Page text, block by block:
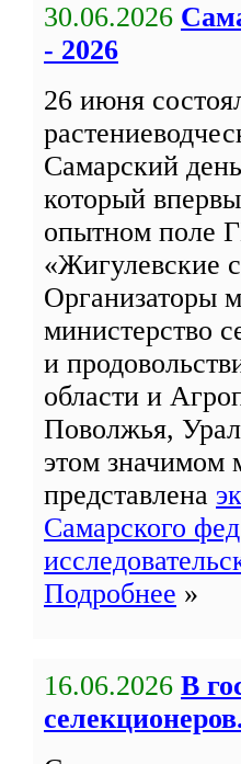
30.06.2026
- 2026
26 июня
Самарский
который
опытном поле
«Жигулевские
Организаторы
министерство
и
области и
Поволжья,
этом значимом
представлена
Самарского
Подробнее »
16.06.2026 В